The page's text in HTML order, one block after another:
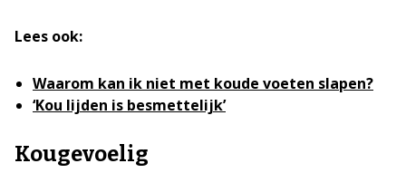
Lees ook:
Waarom kan ik niet met koude voeten slapen?
‘Kou lijden is besmettelijk’
Kougevoelig